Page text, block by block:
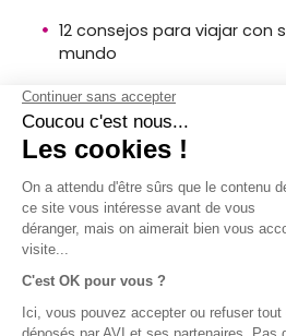
12 consejos para viajar con
mundo
viajar por america latina
seguros
viajar por europa consejos
AVISO
Aviso legal
Condiciones
EMPRESA
AVI en breve
Contacto
Ayuda